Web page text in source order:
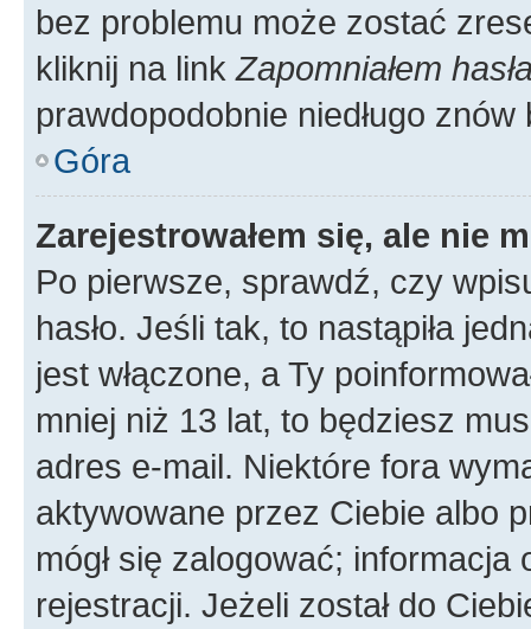
bez problemu może zostać
kliknij na link Zapomniałem
prawdopodobnie niedługo
Góra
Zarejestrowałem się, ale nie
Po pierwsze, sprawdź, czy
hasło. Jeśli tak, to nastąpiła
jest włączone, a Ty
mniej niż 13 lat, to będziesz
adres e-mail. Niektóre fora
aktywowane przez Ciebie albo
mógł się zalogować;
rejestracji. Jeżeli został do